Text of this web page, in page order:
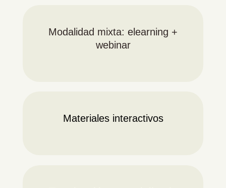
Modalidad mixta: elearning +
webinar
Materiales interactivos